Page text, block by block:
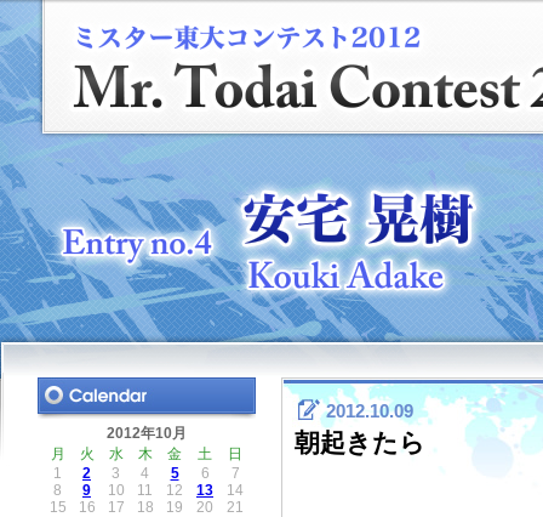
2012.10.09
朝起きたら
2012年10月
月
火 水 木 金 土 日
1 2 3 4 5 6
7
8
9 10 11 12 13
14
15
16 17 18 19 20
21